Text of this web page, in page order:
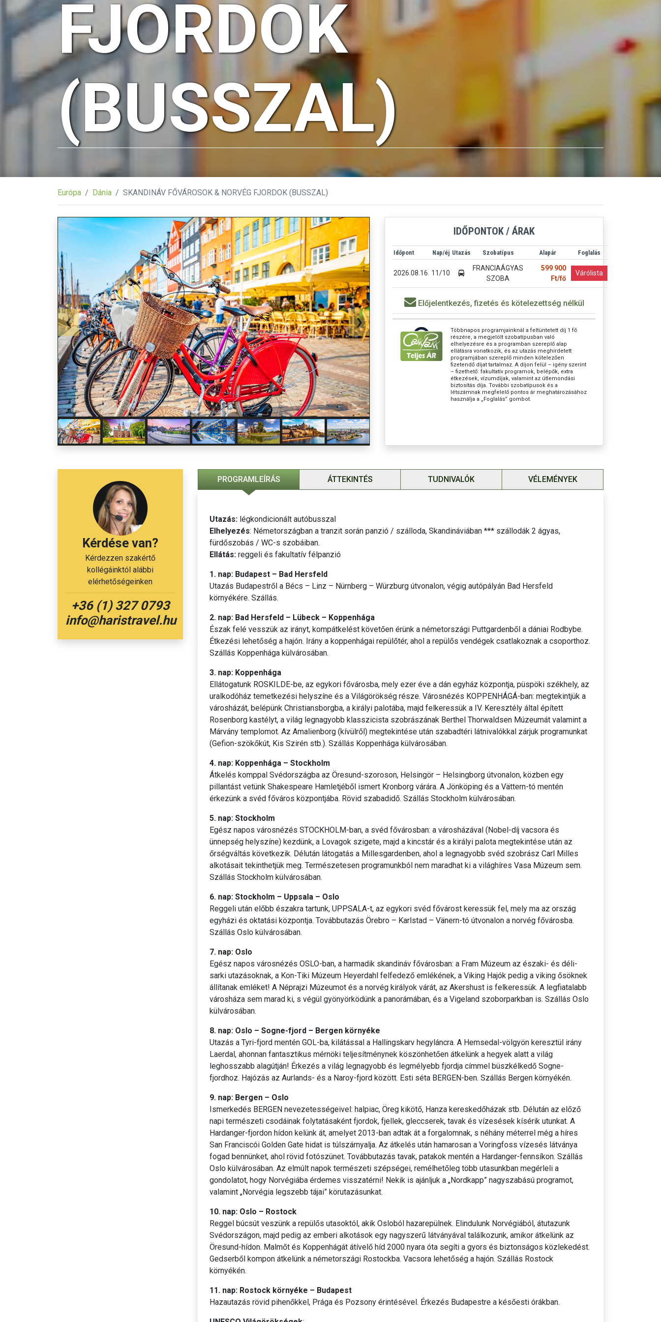
FJORDOK
(BUSSZAL)
Európa Dánia SKANDINÁV FŐVÁROSOK & NORVÉG FJORDOK (BUSSZAL)
IDŐPONTOK / ÁRAK
Időpont Nap/éj Utazás Szobatípus Alapár Foglalás
2026.08.16. 11/10
FRANCIAÁGYAS
SZOBA
599 900
Ft/fő
Várólista
Előjelentkezés, fizetés és kötelezettség nélkül
Félpanziós felár (7 vacsora:):128.600 Ft
Egyágyas felár: 234.000 Ft
Minimális utaslétszám:35 fő Felár 30-34 fő esetén: 100 €
(Helyszínen fizetendő!)
1 € = 400 Ft-ig garantáljuk.
Kalkulált csoportos útlemondási biztosításdíja: 3 %.
Többnapos programjainknál a feltüntetett díj 1 fő
részére, a megjelölt szobatípusban való
elhelyezésre és a programban szereplő alap
ellátásra vonatkozik, és az utazás meghirdetett
programjában szereplő minden kötelezően
fizetendő díjat tartalmaz. A díjon felül – igény szerint
– fizethető: fakultatív programok, belépők, extra
étkezések, vízumdíjak, valamint az útlemondási
biztosítás díja. További szobatípusok és a
létszámnak megfelelő pontos ár meghatározásához
használja a „Foglalás” gombot.
Kérdése van?
Kérdezzen szakértő
kollégáinktól alábbi
elérhetőségeinken
+36 (1) 327 0793
info@haristravel.hu
PROGRAMLEÍRÁS ÁTTEKINTÉS TUDNIVALÓK VÉLEMÉNYEK
Utazás: légkondicionált autóbusszal
Elhelyezés: Németországban a tranzit során panzió / szálloda, Skandináviában *** szállodák 2 ágyas,
fürdőszobás / WC-s szobáiban.
Ellátás: reggeli és fakultatív félpanzió
1. nap: Budapest – Bad Hersfeld
Utazás Budapestről a Bécs – Linz – Nürnberg – Würzburg útvonalon, végig autópályán Bad Hersfeld
környékére. Szállás.
2. nap: Bad Hersfeld – Lübeck – Koppenhága
Észak felé vesszük az irányt, kompátkelést követően érünk a németországi Puttgardenből a dániai Rodbybe.
Étkezési lehetőség a hajón. Irány a koppenhágai repülőtér, ahol a repülős vendégek csatlakoznak a csoporthoz.
Szállás Koppenhága külvárosában.
3. nap: Koppenhága
Ellátogatunk ROSKILDE-be, az egykori fővárosba, mely ezer éve a dán egyház központja, püspöki székhely, az
uralkodóház temetkezési helyszíne és a Világörökség része. Városnézés KOPPENHÁGÁ-ban: megtekintjük a
városházát, belépünk Christiansborgba, a királyi palotába, majd felkeressük a IV. Keresztély által épített
Rosenborg kastélyt, a világ legnagyobb klasszicista szobrászának Berthel Thorwaldsen Múzeumát valamint a
Márvány templomot. Az Amalienborg (kívülről) megtekintése után szabadtéri látnivalókkal zárjuk programunkat
(Gefion-szökőkút, Kis Szirén stb.). Szállás Koppenhága külvárosában.
4. nap: Koppenhága – Stockholm
Átkelés komppal Svédországba az Öresund-szoroson, Helsingör – Helsingborg útvonalon, közben egy
pillantást vetünk Shakespeare Hamletjéből ismert Kronborg várára. A Jönköping és a Vättern-tó mentén
érkezünk a svéd főváros központjába. Rövid szabadidő. Szállás Stockholm külvárosában.
5. nap: Stockholm
Egész napos városnézés STOCKHOLM-ban, a svéd fővárosban: a városházával (Nobel-díj vacsora és
ünnepség helyszíne) kezdünk, a Lovagok szigete, majd a kincstár és a királyi palota megtekintése után az
őrségváltás következik. Délután látogatás a Millesgardenben, ahol a legnagyobb svéd szobrász Carl Milles
alkotásait tekinthetjük meg. Természetesen programunkból nem maradhat ki a világhíres Vasa Múzeum sem.
Szállás Stockholm külvárosában.
6. nap: Stockholm – Uppsala – Oslo
Reggeli után előbb északra tartunk, UPPSALA-t, az egykori svéd fővárost keressük fel, mely ma az ország
egyházi és oktatási központja. Továbbutazás Örebro – Karlstad – Vänern-tó útvonalon a norvég fővárosba.
Szállás Oslo külvárosában.
7. nap: Oslo
Egész napos városnézés OSLO-ban, a harmadik skandináv fővárosban: a Fram Múzeum az északi- és déli-
sarki utazásoknak, a Kon-Tiki Múzeum Heyerdahl felfedező emlékének, a Viking Hajók pedig a viking ősöknek
állítanak emléket! A Néprajzi Múzeumot és a norvég királyok várát, az Akershust is felkeressük. A legfiatalabb
városháza sem marad ki, s végül gyönyörködünk a panorámában, és a Vigeland szoborparkban is. Szállás Oslo
külvárosában.
8. nap: Oslo – Sogne-fjord – Bergen környéke
Utazás a Tyri-fjord mentén GOL-ba, kilátással a Hallingskarv hegyláncra. A Hemsedal-völgyön keresztül irány
Laerdal, ahonnan fantasztikus mérnöki teljesítménynek köszönhetően átkelünk a hegyek alatt a világ
leghosszabb alagútján! Érkezés a világ legnagyobb és legmélyebb fjordja címmel büszkélkedő Sogne-
fjordhoz. Hajózás az Aurlands- és a Naroy-fjord között. Esti séta BERGEN-ben. Szállás Bergen környékén.
9. nap: Bergen – Oslo
Ismerkedés BERGEN nevezetességeivel: halpiac, Öreg kikötő, Hanza kereskedőházak stb. Délután az előző
napi természeti csodáinak folytatásaként fjordok, fjellek, gleccserek, tavak és vízesések kísérik utunkat. A
Hardanger-fjordon hídon kelünk át, amelyet 2013-ban adtak át a forgalomnak, s néhány méterrel még a híres
San Franciscói Golden Gate hidat is túlszárnyalja. Az átkelés után hamarosan a Voringfoss vízesés látványa
fogad bennünket, ahol rövid fotószünet. Továbbutazás tavak, patakok mentén a Hardanger-fennsíkon. Szállás
Oslo külvárosában. Az elmúlt napok természeti szépségei, remélhetőleg több utasunkban megérleli a
gondolatot, hogy Norvégiába érdemes visszatérni! Nekik is ajánljuk a „Nordkapp” nagyszabású programot,
valamint „Norvégia legszebb tájai” körutazásunkat.
10. nap: Oslo – Rostock
Reggel búcsút veszünk a repülős utasoktól, akik Osloból hazarepülnek. Elindulunk Norvégiából, átutazunk
Svédországon, majd pedig az emberi alkotások egy nagyszerű látványával találkozunk, amikor átkelünk az
Öresund-hídon. Malmőt és Koppenhágát átívelő híd 2000 nyara óta segíti a gyors és biztonságos közlekedést.
Gedserből kompon átkelünk a németországi Rostockba. Vacsora lehetőség a hajón. Szállás Rostock
környékén.
11. nap: Rostock környéke – Budapest
Hazautazás rövid pihenőkkel, Prága és Pozsony érintésével. Érkezés Budapestre a későesti órákban.